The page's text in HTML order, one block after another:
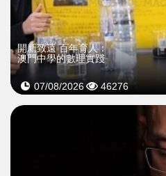
開新致遠 百年育人：
澳門中學的數理實踐
07/08/2026 46276